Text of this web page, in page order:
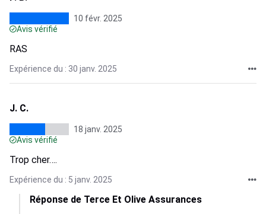
10 févr. 2025
Avis vérifié
RAS
Expérience du : 30 janv. 2025
J. C.
18 janv. 2025
Avis vérifié
Trop cher….
Expérience du : 5 janv. 2025
Réponse de Terce Et Olive Assurances